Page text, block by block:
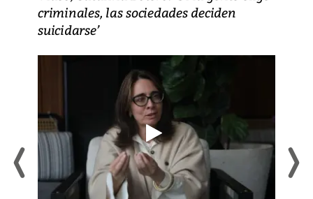
criminales, las sociedades deciden
suicidarse’